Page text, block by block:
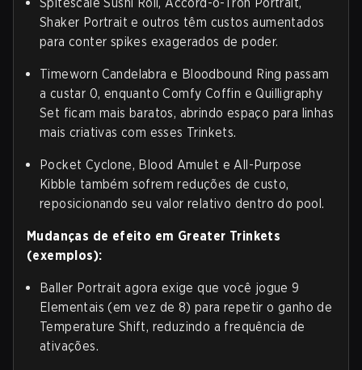
Shaker Portrait e outros têm custos aumentados
para conter spikes exagerados de poder.
Timeworn Candelabra e Bloodbound Ring passam
a custar 0, enquanto Comfy Coffin e Quilligraphy
Set ficam mais baratos, abrindo espaço para linhas
mais criativas com esses Trinkets.
Pocket Cyclone, Blood Amulet e All-Purpose
Kibble também sofrem reduções de custo,
reposicionando seu valor relativo dentro do pool.
Mudanças de efeito em Greater Trinkets
(exemplos):
Baller Portrait agora exige que você jogue 9
Elementais (em vez de 8) para repetir o ganho de
Temperature Shift, reduzindo a frequência de
ativações.